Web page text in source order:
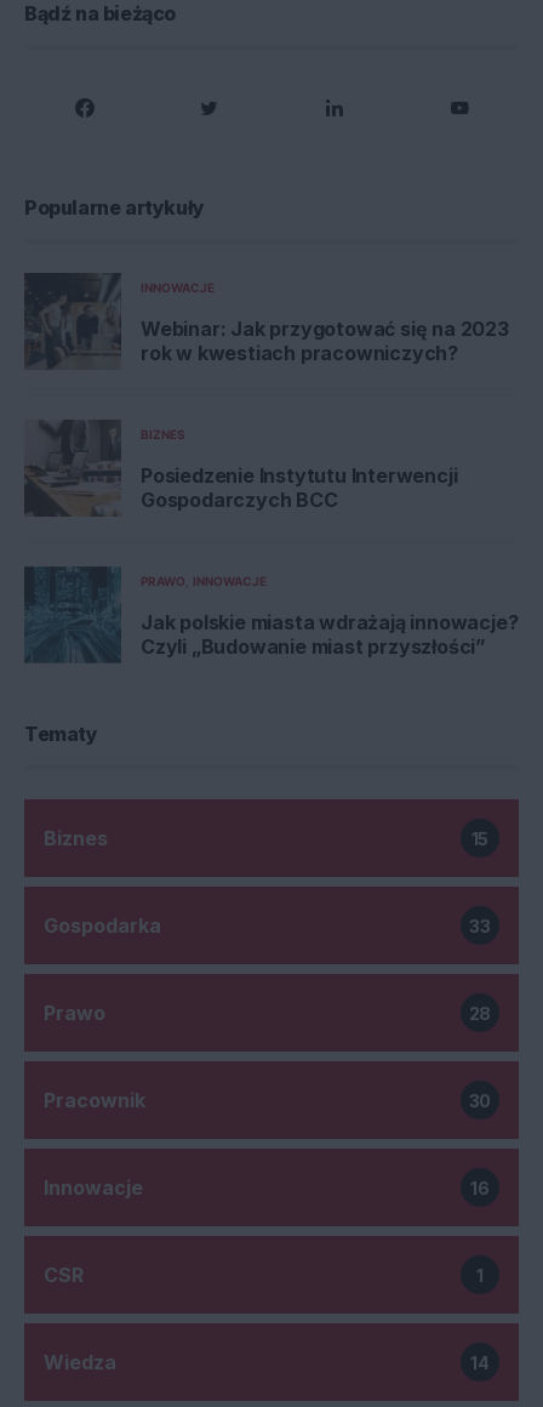
Bądź na bieżąco
Popularne artykuły
INNOWACJE
Webinar: Jak przygotować się na 2023
rok w kwestiach pracowniczych?
BIZNES
Posiedzenie Instytutu Interwencji
Gospodarczych BCC
PRAWO INNOWACJE
Jak polskie miasta wdrażają innowacje?
Czyli „Budowanie miast przyszłości”
Tematy
Biznes 15
Gospodarka 33
Prawo 28
Pracownik 30
Innowacje 16
CSR 1
Wiedza 14